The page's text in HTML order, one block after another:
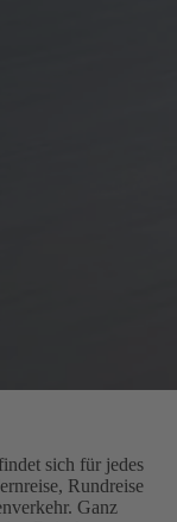
sich für jedes
Rundreise
Ganz